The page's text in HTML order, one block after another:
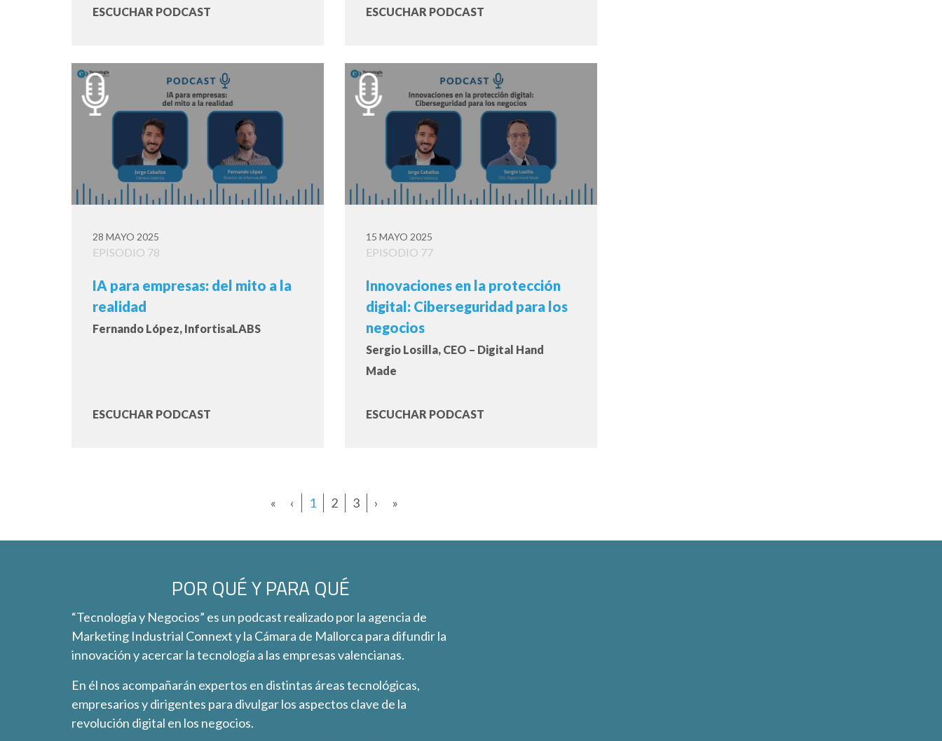
ESCUCHAR PODCAST ESCUCHAR PODCAST
28 MAYO 2025
EPISODIO 78
IA para empresas: del mito a la
realidad
Fernando López, InfortisaLABS
ESCUCHAR PODCAST
15 MAYO 2025
EPISODIO 77
Innovaciones en la protección
digital: Ciberseguridad para los
negocios
Sergio Losilla, CEO – Digital Hand
Made
ESCUCHAR PODCAST
« ‹ 1 2 3 › »
POR QUÉ Y PARA QUÉ
“Tecnología y Negocios” es un podcast realizado por la agencia de
Marketing Industrial Connext y la Cámara de Mallorca para difundir la
innovación y acercar la tecnología a las empresas valencianas.
En él nos acompañarán expertos en distintas áreas tecnológicas,
empresarios y dirigentes para divulgar los aspectos clave de la
revolución digital en los negocios.